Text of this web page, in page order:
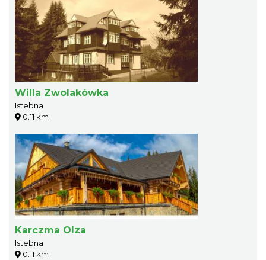
Willa Zwolakówka
Istebna
0.11 km
Karczma Olza
Istebna
0.11 km